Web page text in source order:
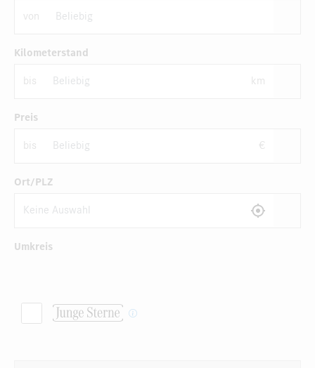
von
Kilometerstand
bis km
Preis
bis €
Ort/PLZ
Umkreis